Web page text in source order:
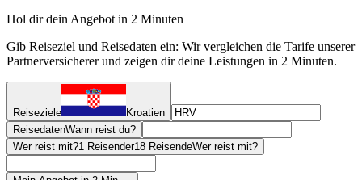
Hol dir dein Angebot in 2 Minuten
Gib Reiseziel und Reisedaten ein: Wir vergleichen die Tarife unserer
Partnerversicherer und zeigen dir deine Leistungen in 2 Minuten.
Reiseziele
Kroatien
ReisedatenWann reist du?
Wer reist mit?1 Reisender18 ReisendeWer reist mit?